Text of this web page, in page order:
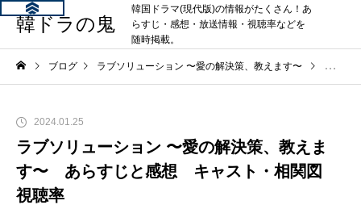
韓ドラの鬼
韓国ドラマ(現代版)の情報がたくさん！あ
らすじ・感想・放送情報・視聴率などを
随時掲載。
ブログ ラブソリューション 〜愛の解決策、教えます〜 ラブソ
2024.01.25
ラブソリューション 〜愛の解決策、教えま
す〜 あらすじと感想 キャスト・相関図
視聴率